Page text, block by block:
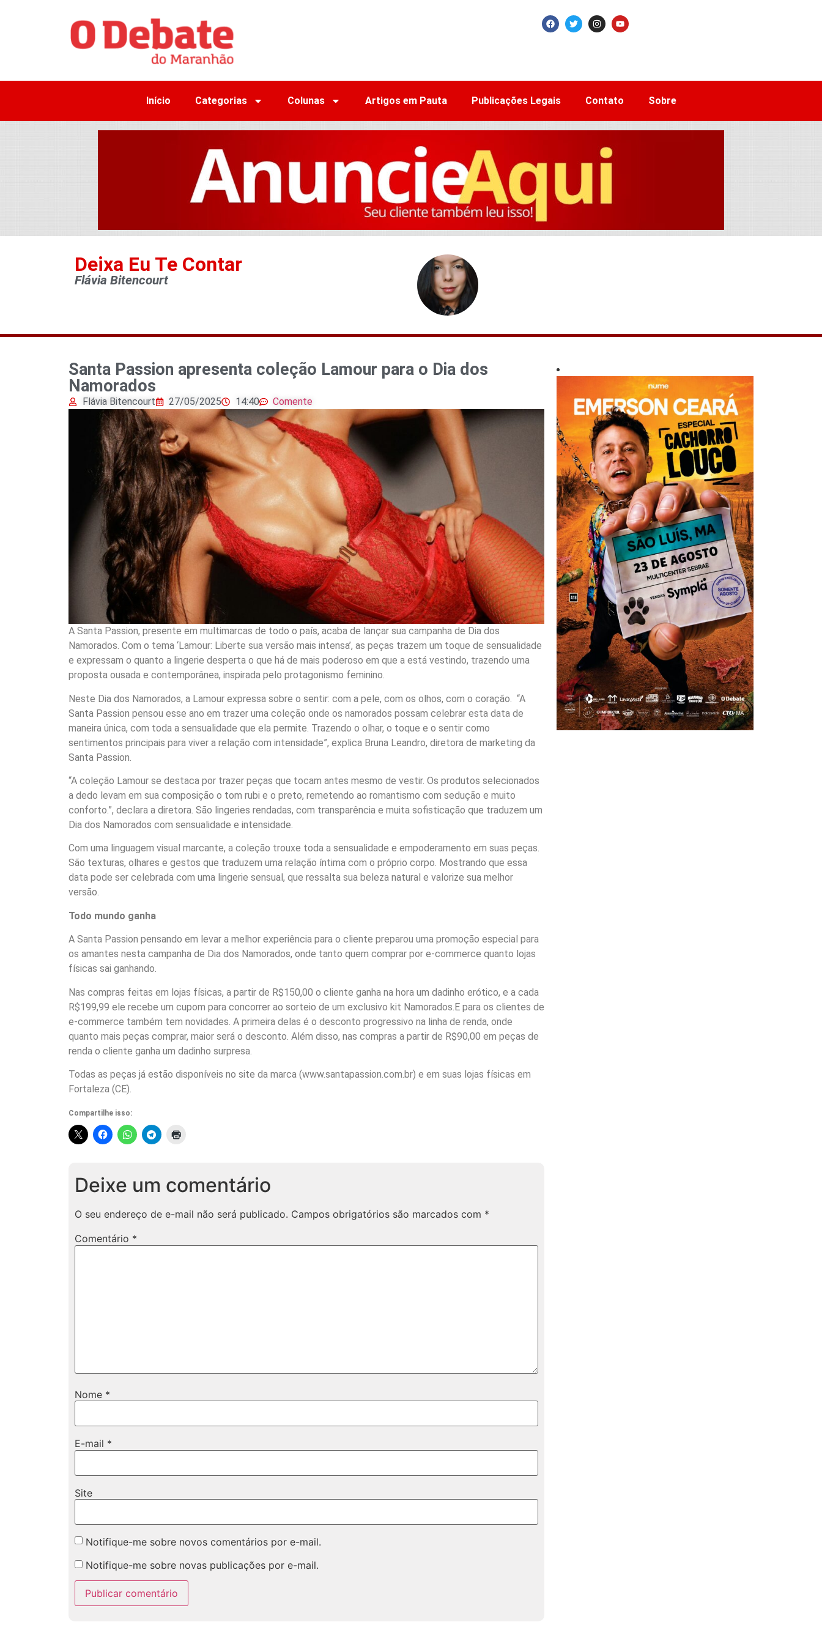
Início Categorias Colunas Artigos em Pauta Publicações Legais Contato Sobre
Deixa Eu Te Contar
Flávia Bitencourt
Santa Passion apresenta coleção Lamour para o Dia dos
Namorados
Flávia Bitencourt 27/05/2025 14:40 Comente
A Santa Passion, presente em multimarcas de todo o país, acaba de lançar sua campanha de Dia dos
Namorados. Com o tema ‘Lamour: Liberte sua versão mais intensa’, as peças trazem um toque de sensualidade
e expressam o quanto a lingerie desperta o que há de mais poderoso em que a está vestindo, trazendo uma
proposta ousada e contemporânea, inspirada pelo protagonismo feminino.
Neste Dia dos Namorados, a Lamour expressa sobre o sentir: com a pele, com os olhos, com o coração. “A
Santa Passion pensou esse ano em trazer uma coleção onde os namorados possam celebrar esta data de
maneira única, com toda a sensualidade que ela permite. Trazendo o olhar, o toque e o sentir como
sentimentos principais para viver a relação com intensidade”, explica Bruna Leandro, diretora de marketing da
Santa Passion.
“A coleção Lamour se destaca por trazer peças que tocam antes mesmo de vestir. Os produtos selecionados
a dedo levam em sua composição o tom rubi e o preto, remetendo ao romantismo com sedução e muito
conforto.”, declara a diretora. São lingeries rendadas, com transparência e muita sofisticação que traduzem um
Dia dos Namorados com sensualidade e intensidade.
Com uma linguagem visual marcante, a coleção trouxe toda a sensualidade e empoderamento em suas peças.
São texturas, olhares e gestos que traduzem uma relação íntima com o próprio corpo. Mostrando que essa
data pode ser celebrada com uma lingerie sensual, que ressalta sua beleza natural e valorize sua melhor
versão.
Todo mundo ganha
A Santa Passion pensando em levar a melhor experiência para o cliente preparou uma promoção especial para
os amantes nesta campanha de Dia dos Namorados, onde tanto quem comprar por e-commerce quanto lojas
físicas sai ganhando.
Nas compras feitas em lojas físicas, a partir de R$150,00 o cliente ganha na hora um dadinho erótico, e a cada
R$199,99 ele recebe um cupom para concorrer ao sorteio de um exclusivo kit Namorados.E para os clientes de
e-commerce também tem novidades. A primeira delas é o desconto progressivo na linha de renda, onde
quanto mais peças comprar, maior será o desconto. Além disso, nas compras a partir de R$90,00 em peças de
renda o cliente ganha um dadinho surpresa.
Todas as peças já estão disponíveis no site da marca (www.santapassion.com.br) e em suas lojas físicas em
Fortaleza (CE).
Compartilhe isso:
Deixe um comentário
O seu endereço de e-mail não será publicado. Campos obrigatórios são marcados com *
Comentário *
Nome *
E-mail *
Site
Notifique-me sobre novos comentários por e-mail.
Notifique-me sobre novas publicações por e-mail.